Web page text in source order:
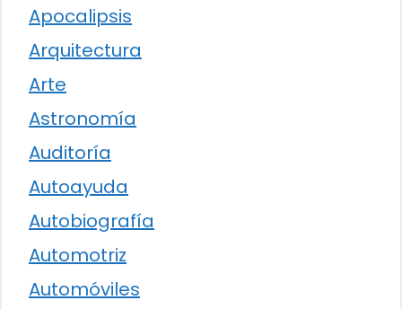
Apocalipsis
Arquitectura
Arte
Astronomía
Auditoría
Autoayuda
Autobiografía
Automotriz
Automóviles